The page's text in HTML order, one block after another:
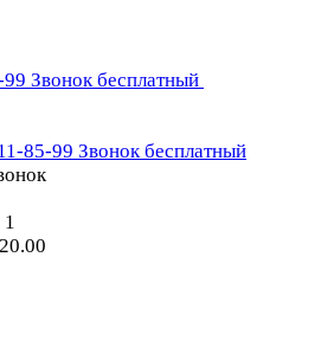
Звонок бесплатный
85-99 Звонок бесплатный
1